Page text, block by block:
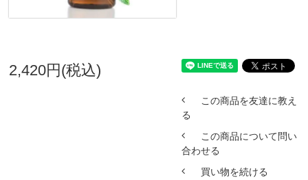
2,420円(税込)
この商品を友達に教え
る
この商品について問い
合わせる
買い物を続ける